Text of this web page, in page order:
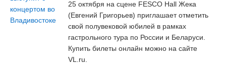
25 октября на сцене FESCO Hall Жека
(Евгений Григорьев) приглашает отметить
свой полувековой юбилей в рамках
гастрольного тура по России и Беларуси.
Купить билеты онлайн можно на сайте
VL.ru.